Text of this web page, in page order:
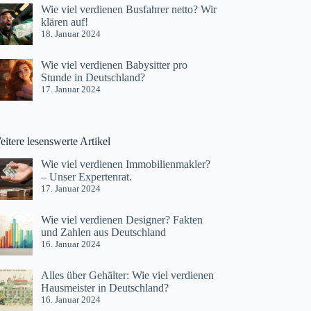
Wie viel verdienen Busfahrer netto? Wir
klären auf!
18. Januar 2024
Wie viel verdienen Babysitter pro
Stunde in Deutschland?
17. Januar 2024
lesenswerte Artikel
Wie viel verdienen Immobilienmakler?
– Unser Expertenrat.
17. Januar 2024
Wie viel verdienen Designer? Fakten
und Zahlen aus Deutschland
16. Januar 2024
Alles über Gehälter: Wie viel verdienen
Hausmeister in Deutschland?
16. Januar 2024